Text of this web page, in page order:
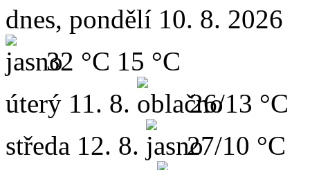
dnes, pondělí 10. 8. 2026
32 °C 15 °C
úterý 11. 8.
26/13 °C
středa 12. 8.
27/10 °C